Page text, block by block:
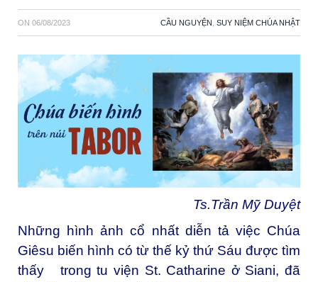
ON 06/08/2023 CẦU NGUYỆN SUY NIỆM CHÚA NHẬT
Ts.Trần Mỹ Duyệt
Những hình ảnh cổ nhất diễn tả việc Chúa
Giêsu biến hình có từ thế kỷ thứ Sáu được tìm
thấy trong tu viện St. Catharine ở Siani, đã